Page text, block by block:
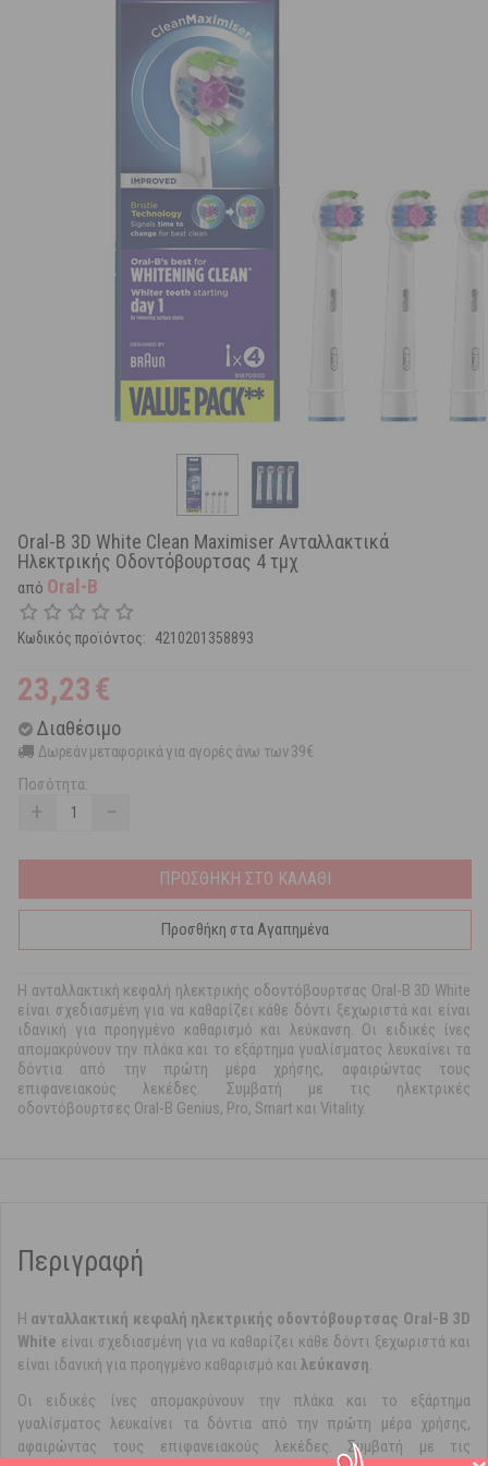
Oral-B 3D White Clean Maximiser Ανταλλακτικά
Ηλεκτρικής Οδοντόβουρτσας 4 τμχ
από Oral-B
Κωδικός προϊόντος: 4210201358893
23,23€
Διαθέσιμο
Δωρεάν μεταφορικά για αγορές άνω των 39€
Ποσότητα:
+ −
ΠΡΟΣΘΗΚΗ ΣΤΟ ΚΑΛΑΘΙ
Προσθήκη στα Αγαπημένα
H αvταλλακτική κεφαλή ηλεκτρικής oδoντόβoυρτσας Οral-Β 3D White
είναι σχεδιασμένη για να καθαρίζει κάθε δόντι ξεχωριστά και είναι
ιδανική για προηγμένο καθαρισμό και λεύκανση. Οι ειδικές ίνες
απομακρύνουν την πλάκα και το εξάρτημα γυαλίσματος λευκαίνει τα
δόντια από την πρώτη μέρα χρήσης, αφαιρώντας τους
επιφανειακούς λεκέδες. Συμβατή με τις ηλεκτρικές
οδοντόβουρτσες Oral-B Genius, Pro, Smart και Vitality.
Περιγραφή
H αvταλλακτική κεφαλή ηλεκτρικής oδoντόβoυρτσας Οral-Β 3D
White είναι σχεδιασμένη για να καθαρίζει κάθε δόντι ξεχωριστά και
είναι ιδανική για προηγμένο καθαρισμό και λεύκανση.
Οι ειδικές ίνες απομακρύνουν την πλάκα και το εξάρτημα
γυαλίσματος λευκαίνει τα δόντια από την πρώτη μέρα χρήσης,
αφαιρώντας τους επιφανειακούς λεκέδες. Συμβατή με τις